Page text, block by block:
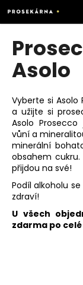
na
obsah
Asolo
Vyberte si Asolo
a užijte si
Asolo
vůní a
minerální
obsahem
přijdou na své!
Podíl alkoholu se
zdraví!
U všech
zdarma po
K
o
C
o
p
o
t
ř
e
b
u
j
e
t